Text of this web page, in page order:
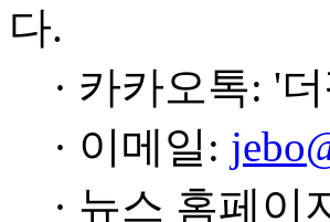
다.
· 카카오톡: '
· 이메일:
· 뉴스 홈페이